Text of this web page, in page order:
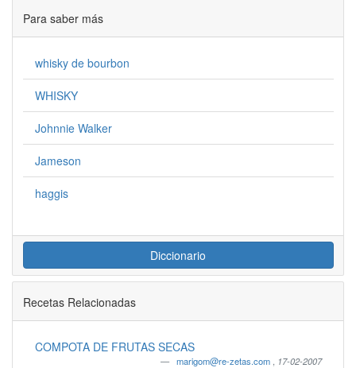
Para saber más
whisky de bourbon
WHISKY
Johnnie Walker
Jameson
haggis
Diccionario
Recetas Relacionadas
COMPOTA DE FRUTAS SECAS
marigom@re-zetas.com 17-02-2007